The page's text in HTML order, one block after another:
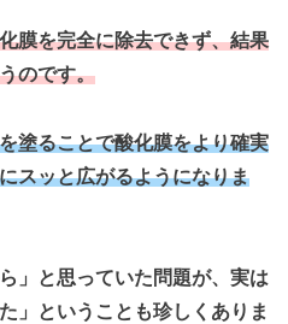
膜を完全に除去できず、結果
のです。
塗ることで酸化膜をより確実
スッと広がるようになりま
」と思っていた問題が、実は
」ということも珍しくありま